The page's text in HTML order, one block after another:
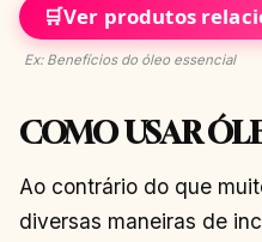
🛒Ver produtos
Ex: Benefícios do óleo essencial
COMO USAR
Ao contrário do que
diversas maneiras de